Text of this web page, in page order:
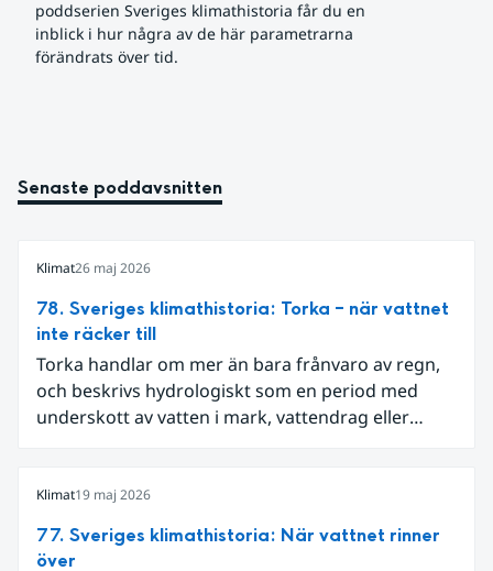
poddserien Sveriges klimathistoria får du en
inblick i hur några av de här parametrarna
förändrats över tid.
Senaste poddavsnitten
Klimat26 maj 2026
78. Sveriges klimathistoria: Torka – när vattnet
inte räcker till
Torka handlar om mer än bara frånvaro av regn,
och beskrivs hydrologiskt som en period med
underskott av vatten i mark, vattendrag eller
markfukt och flöden.
Klimat19 maj 2026
77. Sveriges klimathistoria: När vattnet rinner
över